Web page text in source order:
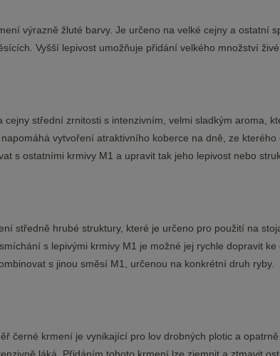
výrazně žluté barvy. Je určeno na velké cejny a ostatní
Vyšší lepivost umožňuje přidání velkého množství živé
cejny střední zrnitosti s intenzivním, velmi sladkým aroma,
vytvoření atraktivního koberce na dně, ze
s ostatními krmivy M1 a upravit tak jeho lepivost nebo
středně hrubé struktury, které je určeno pro použití na
s lepivými krmivy M1 je možné jej rychle dopravit
s jinou směsí M1, určenou na konkrétní druh ryby.
černé krmení je vynikající pro lov drobných plotic a
láká. Přidáním tohoto krmení lze zjemnit a ztmavit